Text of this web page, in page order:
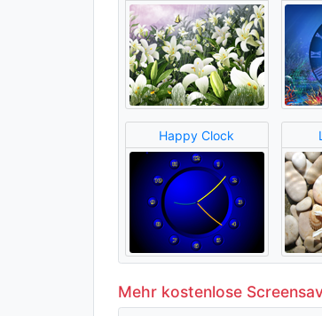
Happy Clock
Mehr kostenlose